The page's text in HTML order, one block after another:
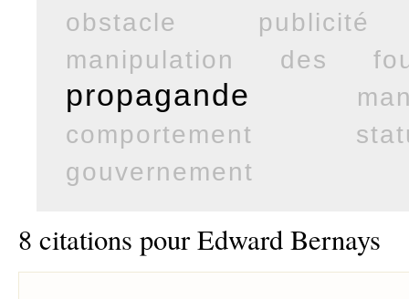
obstacle
publicité
manipulation des
propagande
comportement
gouvernement
8 citations pour Edward Bernays